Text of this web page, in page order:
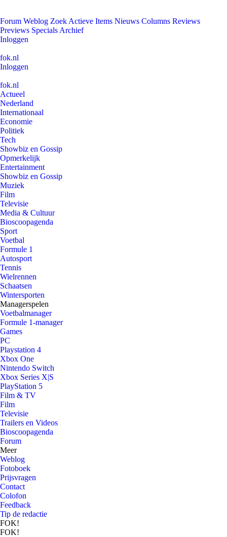
Forum Weblog Zoek Actieve Items Nieuws Columns Reviews
Previews Specials Archief
Inloggen
fok.nl
Inloggen
fok.nl
Actueel
Nederland
Internationaal
Economie
Politiek
Tech
Showbiz en Gossip
Opmerkelijk
Entertainment
Showbiz en Gossip
Muziek
Film
Televisie
Media & Cultuur
Bioscoopagenda
Sport
Voetbal
Formule 1
Autosport
Tennis
Wielrennen
Schaatsen
Wintersporten
Managerspelen
Voetbalmanager
Formule 1-manager
Games
PC
Playstation 4
Xbox One
Nintendo Switch
Xbox Series X|S
PlayStation 5
Film & TV
Film
Televisie
Trailers en Videos
Bioscoopagenda
Forum
Meer
Weblog
Fotoboek
Prijsvragen
Contact
Colofon
Feedback
Tip de redactie
FOK!
FOK!